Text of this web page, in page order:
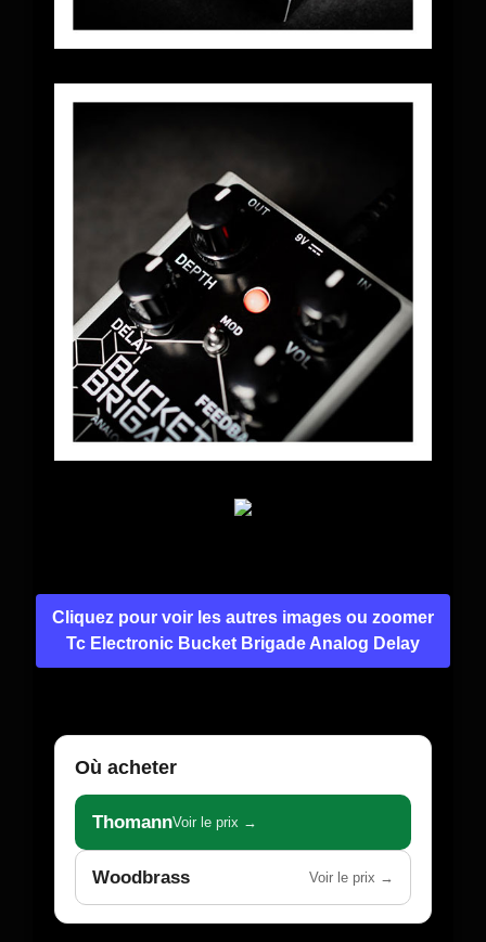
Cliquez pour voir les autres images ou zoomer
Tc Electronic Bucket Brigade Analog Delay
Où acheter
ThomannVoir le prix →
Woodbrass Voir le prix →